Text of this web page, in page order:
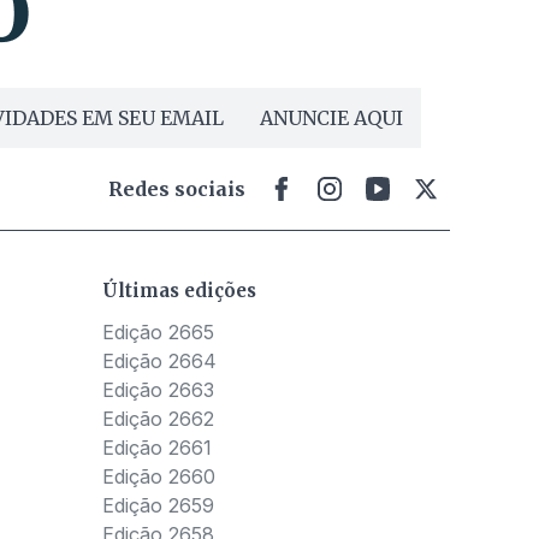
EM SEU EMAIL ANUNCIE AQUI
Redes sociais
Últimas edições
Edição 2665
Edição 2664
Edição 2663
Edição 2662
Edição 2661
Edição 2660
Edição 2659
Edição 2658